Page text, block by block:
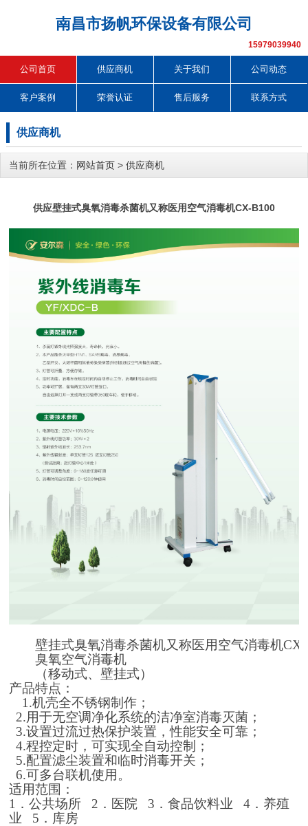
南昌市扬帆环保设备有限公司
15979039940
公司首页 供应商机 关于我们 公司动态
客户案例 荣誉认证 售后服务 联系方式
供应商机
当前所在位置： 网站首页 > 供应商机
供应壁挂式臭氧消毒杀菌机又称医用空气消毒机CX-B100
壁挂式臭氧消毒杀菌机又称医用空气消毒机CX-
臭氧空气消毒机
（移动式、壁挂式）
产品特点：
1.机壳全不锈钢制作；
2.用于无空调净化系统的洁净室消毒灭菌；
3.设置过流过热保护装置，性能安全可靠；
4.程控定时，可实现全自动控制；
5.配置滤尘装置和临时消毒开关；
6.可多台联机使用。
适用范围：
1 ．公共场所 2 ．医院 3 ．食品饮料业 4 ．养殖
业 5 ．库房